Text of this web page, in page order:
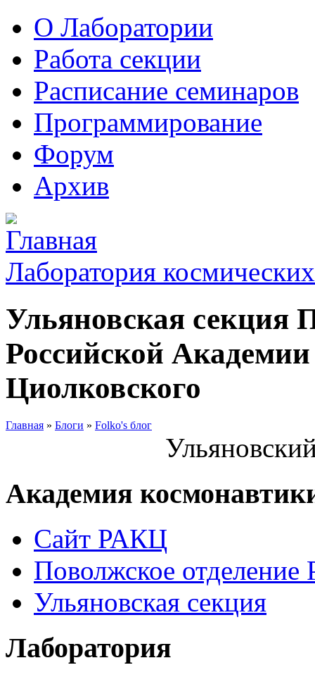
О Лаборатории
Работа секции
Расписание семинаров
Программирование
Форум
Архив
Лаборатория
Ульяновская секция
Российской
Циолковского
Главная » Блоги » Folko's блог
Академия
Сайт РАКЦ
Поволжское
Ульяновская секция
Лаборатория